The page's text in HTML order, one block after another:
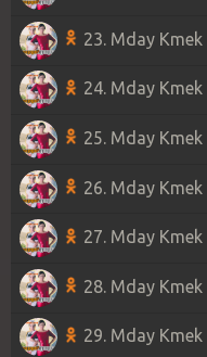
23. Mday
24. Mday
25. Mday
26. Mday
27. Mday
28. Mday
29. Mday